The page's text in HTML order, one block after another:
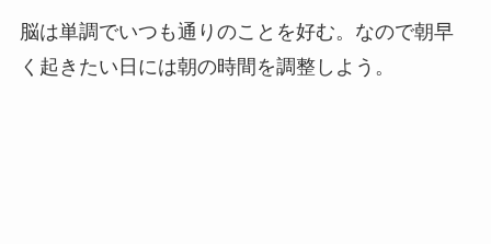
脳は単調でいつも通りのことを好む。なので朝早
く起きたい日には朝の時間を調整しよう。